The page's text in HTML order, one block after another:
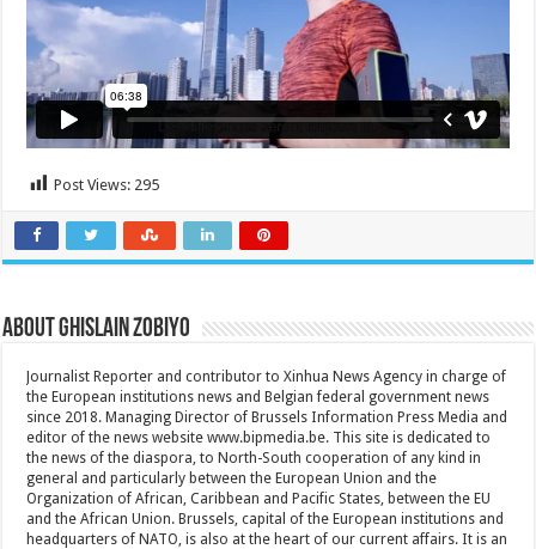
Post Views: 295
About Ghislain Zobiyo
Journalist Reporter and contributor to Xinhua News Agency in charge of
the European institutions news and Belgian federal government news
since 2018. Managing Director of Brussels Information Press Media and
editor of the news website www.bipmedia.be. This site is dedicated to
the news of the diaspora, to North-South cooperation of any kind in
general and particularly between the European Union and the
Organization of African, Caribbean and Pacific States, between the EU
and the African Union. Brussels, capital of the European institutions and
headquarters of NATO, is also at the heart of our current affairs. It is an